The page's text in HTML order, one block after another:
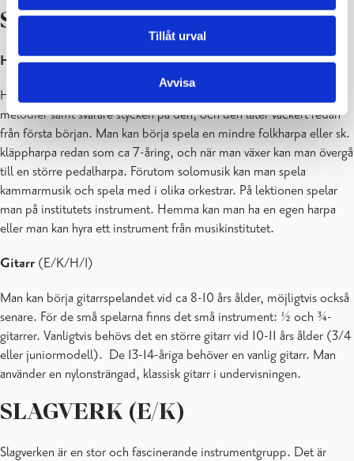
Tillåt urval
Avvisa
STRÄNGINSTRUMENT
Harpa(K)
Harpan har en vacker och fyllig klang. Man kan spela både bekanta
melodier samt svårare stycken på den, och den låter vackert redan
från första början. Man kan börja spela en mindre folkharpa eller sk.
kläppharpa redan som ca 7-åring, och när man växer kan man övergå
till en större pedalharpa. Förutom solomusik kan man spela
kammarmusik och spela med i olika orkestrar. På lektionen spelar
man på institutets instrument. Hemma kan man ha en egen harpa
eller man kan hyra ett instrument från musikinstitutet.
Gitarr (E/K/H/I)
Man kan börja gitarrspelandet vid ca 8-10 års ålder, möjligtvis också
senare. För de små spelarna finns det små instrument: ½ och ¾-
gitarrer. Vanligtvis behövs det en större gitarr vid 10-11 års ålder (3/4
eller juniormodell). De 13-14-åriga behöver en vanlig gitarr. Man
använder en nylonsträngad, klassisk gitarr i undervisningen.
SLAGVERK (E/K)
Slagverken är en stor och fascinerande instrumentgrupp. Det är